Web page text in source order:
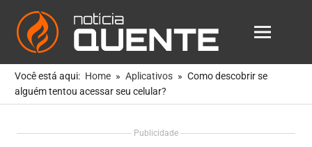
Skip
content
Notícia
Quente
Notícias
Mais
Quentes
Você
MENU
Você está aqui: Home Aplicativos
Como descobrir se
alguém tentou acessar seu celular?
Publicidade